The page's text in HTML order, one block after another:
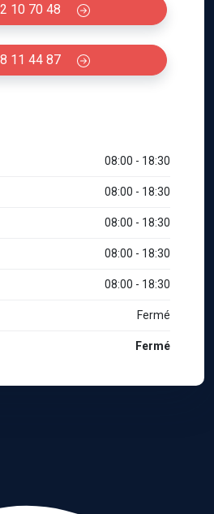
10 70 48
11 44 87
08:00 - 18:30
08:00 - 18:30
08:00 - 18:30
08:00 - 18:30
08:00 - 18:30
Fermé
Fermé